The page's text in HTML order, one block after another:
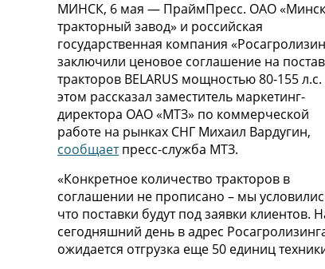
МИНСК, 6 мая — ПраймПресс. ОАО
тракторный завод» и российская
государственная компания
заключили ценовое соглашение на
тракторов BELARUS мощностью 80-155
этом рассказал заместитель маркетинг-
директора ОАО «МТЗ» по коммерческой
работе на рынках СНГ Михаил Вардугин,
сообщаетпресс-служба МТЗ.
«Конкретное количество тракторов в
соглашении не прописано – мы
что поставки будут под заявки клиентов.
сегодняшний день в адрес
ожидается отгрузка еще 50 единиц